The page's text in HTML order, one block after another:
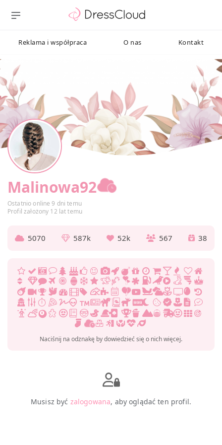
Reklama i współpraca O nas Kontakt
Malinowa92
Ostatnio online 9 dni temu
Profil założony 12 lat temu
5070 587k 52k 567 38
Naciśnij na odznakę by dowiedzieć się o nich więcej.
Musisz być zalogowana, aby oglądać ten profil.